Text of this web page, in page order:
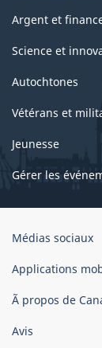
Argent et
Science et
Autochtones
Vétérans et
Jeunesse
Gérer les
Organisation
Canada
Médias sociaux
Applications
Ã propos de
Avis